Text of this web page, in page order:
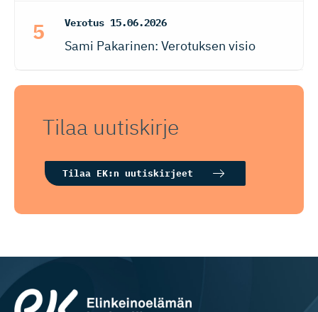
Verotus 15.06.2026
Sami Pakarinen: Verotuksen visio
Tilaa uutiskirje
Tilaa EK:n uutiskirjeet